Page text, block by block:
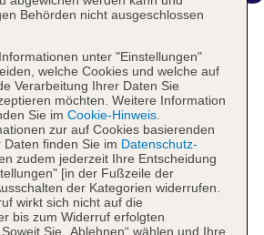
City
Unterkunft
Behörden nicht ausgeschlossen
unter "Einstellungen"
welche Cookies und welche auf
Verarbeitung Ihrer Daten Sie
möchten. Weitere Information
Sie im Cookie-Hinweis.
zur auf Cookies basierenden
finden Sie im Datenschutz-
zudem jederzeit Ihre Entscheidung
[in der Fußzeile der
der Kategorien widerrufen.
wirkt sich nicht auf die
bis zum Widerruf erfolgten
Sie „Ablehnen“ wählen und Ihre